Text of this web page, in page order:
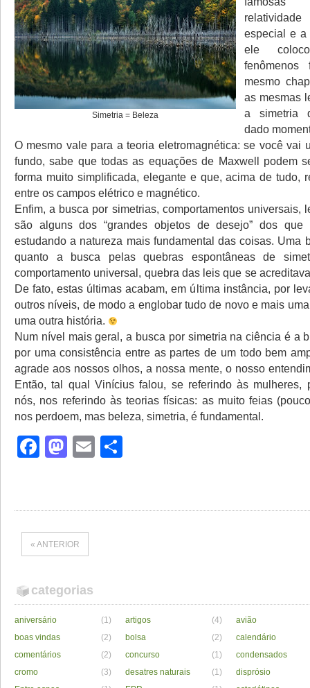
Simetria = Beleza
especial e a
ele
mesmo
as mesmas
a simetria
dado
O mesmo vale para a teoria eletromagnética: se você vai
fundo, sabe que todas as equações de Maxwell podem
forma muito simplificada, elegante e que, acima de tudo,
entre os campos elétrico e magnético.
Enfim, a busca por simetrias, comportamentos universais,
são alguns dos “grandes objetos de desejo” dos
estudando a natureza mais fundamental das coisas. Uma
quanto a busca pelas quebras espontâneas de
comportamento universal, quebra das leis que se
De fato, estas últimas acabam, em última instância, por
outros níveis, de modo a englobar tudo de novo e mais
uma outra história.
Num nível mais geral, a busca por simetria na ciência é a
por uma consistência entre as partes de um todo bem
agrade aos nossos olhos, a nossa mente, o nosso
Então, tal qual Vinícius falou, se referindo às mulheres,
nós, nos referindo às teorias físicas: as muito feias
nos perdoem, mas beleza, simetria, é fundamental.
Facebook
Mastodon
Email
« ANTERIOR
categorias
aniversário (1) artigos (4)
avião
boas vindas
(2) bolsa (2)
calendário
comentários
(2) concurso (1)
condensados
cromo
(3) desatres naturais (1)
disprósio